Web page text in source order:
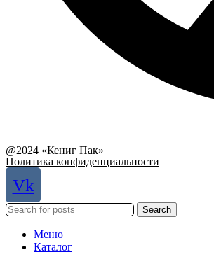
@2024 «Кениг Пак»
Политика конфиденциальности
Vk
Search
Меню
Каталог